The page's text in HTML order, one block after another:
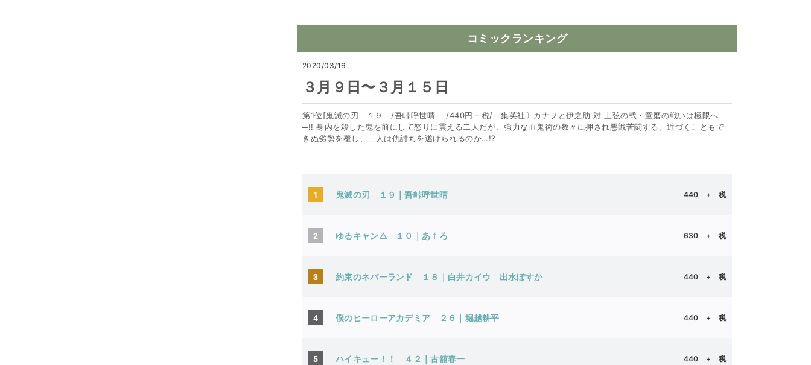
コミックランキング
2020/03/16
３月９日〜３月１５日
第1位[鬼滅の刃 １９ /吾峠呼世晴 /440円＋税/ 集英社〕カナヲと伊之助 対 上弦の弐・童磨の戦いは極限へ─
─!! 身内を殺した鬼を前にして怒りに震える二人だが、強力な血鬼術の数々に押され悪戦苦闘する。近づくこともで
きぬ劣勢を覆し、二人は仇討ちを遂げられるのか…!?
1 鬼滅の刃 １９｜吾峠呼世晴 440 + 税
2 ゆるキャン△ １０｜あｆろ 630 + 税
3 約束のネバーランド １８｜白井カイウ 出水ぽすか 440 + 税
4 僕のヒーローアカデミア ２６｜堀越耕平 440 + 税
5 ハイキュー！！ ４２｜古舘春一 440 + 税